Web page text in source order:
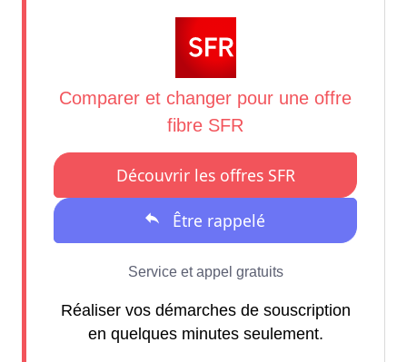
Réaliser vos démarches de souscription
en quelques minutes seulement.